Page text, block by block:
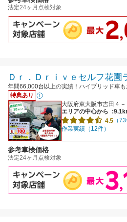
法定24ヶ月点検対象
Ｄｒ．Ｄｒｉｖｅセルフ花園
年間66,000台以上の実績！ハイブリッド車も
特典あり
大阪府東大阪市吉田４－
エリアの中心から
4.5 （73
作業実績（12件）
参考車検価格
法定24ヶ月点検対象